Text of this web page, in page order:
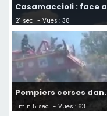
Casamaccioli : face
21 sec - Vues : 38
Pompiers corses
1 min 5 sec - Vues : 63